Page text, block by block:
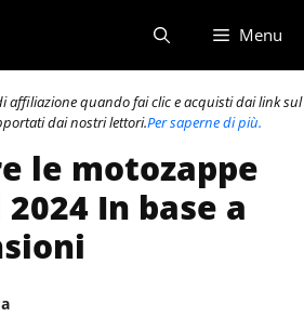
Menu
affiliazione quando fai clic e acquisti dai link sul
dai nostri lettori.Per saperne di più.
le motozappe
In base a